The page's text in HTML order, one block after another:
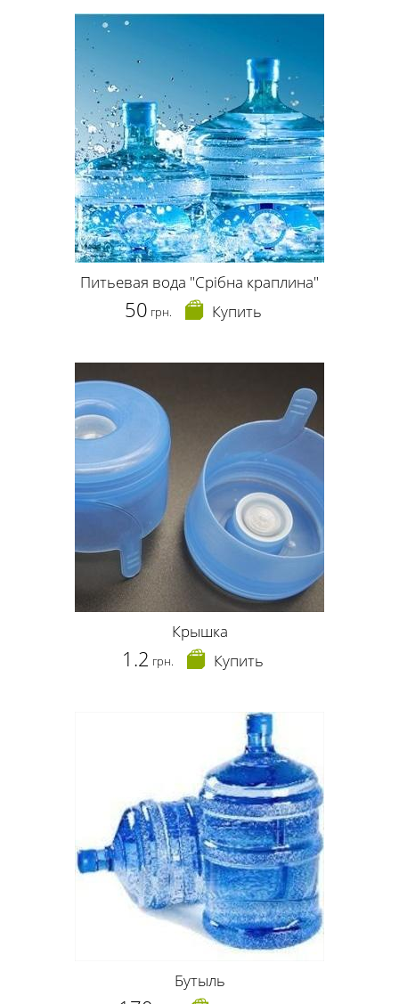
Питьевая вода "Срібна краплина"
50 грн. Купить
Крышка
1.2 грн. Купить
Бутыль